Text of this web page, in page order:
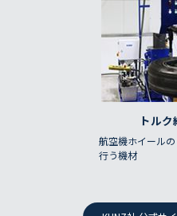
トル
航空機ホイール
行う機材